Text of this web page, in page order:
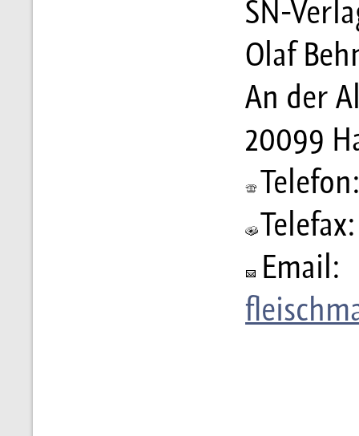
SN-
Olaf
An der
20099
Email: